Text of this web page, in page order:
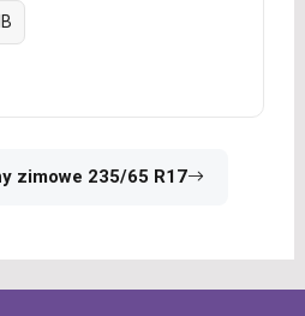
zimowe 235/65 R17